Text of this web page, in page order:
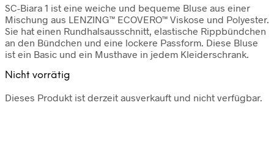
SC-Biara 1 ist eine weiche und bequeme Bluse aus einer
Mischung aus LENZING™ ECOVERO™ Viskose und Polyester.
Sie hat einen Rundhalsausschnitt, elastische Rippbündchen
an den Bündchen und eine lockere Passform. Diese Bluse
ist ein Basic und ein Musthave in jedem Kleiderschrank.
Nicht vorrätig
Dieses Produkt ist derzeit ausverkauft und nicht verfügbar.